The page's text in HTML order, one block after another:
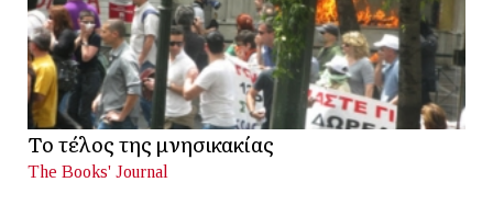
Το τέλος της μνησικακίας
The Books' Journal